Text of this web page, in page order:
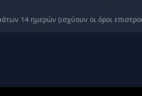
14 ημερών (ισχύουν οι όροι